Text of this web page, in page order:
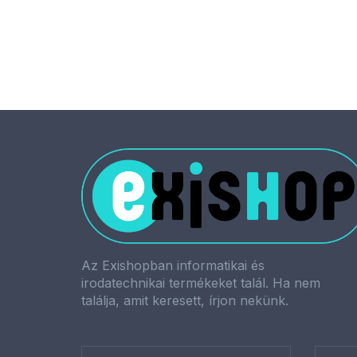
Az Exishopban informatikai és
irodatechnikai termékeket talál. Ha nem
találja, amit keresett, írjon nekünk.